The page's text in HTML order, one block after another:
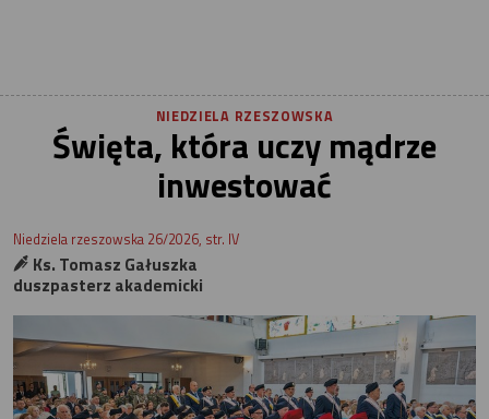
NIEDZIELA RZESZOWSKA
Święta, która uczy mądrze
inwestować
Niedziela rzeszowska 26/2026, str. IV
Ks. Tomasz Gałuszka
duszpasterz akademicki